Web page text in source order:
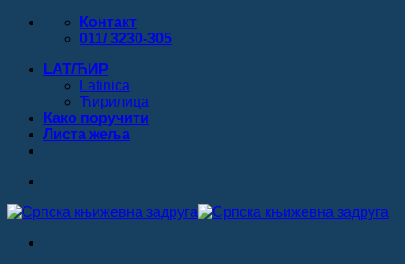
Прескочи
Контакт
011/ 3230-305
LAT/ЋИР
Latinica
Ћирилица
Како поручити
Листa жеља